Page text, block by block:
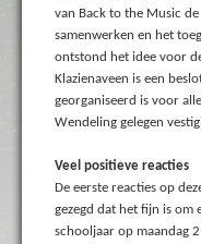
van Back to the Music
samenwerken en het
ontstond het idee voor
Klazienaveen is een
georganiseerd is voor
Wendeling gelegen
Veel positieve reacties
De eerste reacties op
gezegd dat het fijn is om
schooljaar op maandag